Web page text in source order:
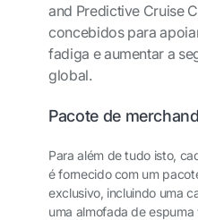
and Predictive Cruise
concebidos para
fadiga e aumentar a
global.
Pacote de
Para além de tudo isto,
é fornecido com um
exclusivo, incluindo uma
uma almofada de